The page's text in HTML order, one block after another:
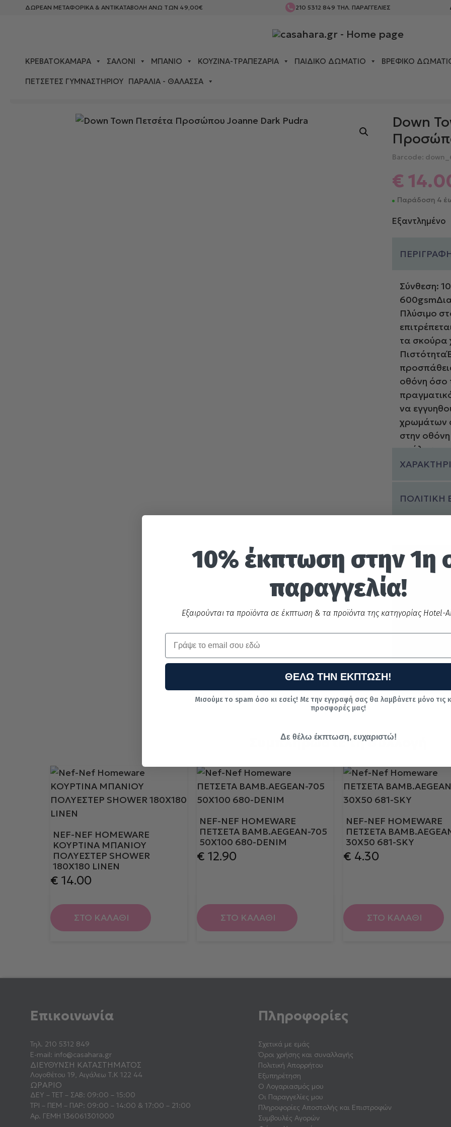
ΔΩΡΕΑΝ ΜΕΤΑΦΟΡΙΚΑ & ΑΝΤΙΚΑΤΑΒΟΛΗ ΑΝΩ ΤΩΝ 49,00€ 210 5312 849 ΤΗΛ. ΠΑΡΑΓΓΕΛΙΕΣ
ΚΡΕΒΑΤΟΚΆΜΑΡΑ ΣΑΛΌΝΙ ΜΠΆΝΙΟ ΚΟΥΖΊΝΑ-ΤΡΑΠΕΖΑΡΊΑ ΠΑΙΔΙΚΌ ΔΩΜΆΤΙΟ ΒΡΕΦΙΚΌ
ΠΕΤΣΈΤΕΣ ΓΥΜΝΑΣΤΗΡΊΟΥ ΠΑΡΑΛΊΑ - ΘΆΛΑΣΣΑ
Down
Barcode:
€
Παράδοση 4
Εξαντλημένο
Σύνθεση:
Πλύσιμο
τα σκούρα
οθόνη όσο
να
χρωμάτων
στην
ανάλογα
της οθόνης
προϊόντων.
ΠΟΛΙΤΙΚΗ
ς
κάρτα
Συμπληρώστε τη συλλογή
NEF-NEF HOMEWARE
ΚΟΥΡΤΙΝΑ ΜΠΑΝΙΟΥ
ΠΟΛΥΕΣΤΕΡ SHOWER
180X180 LINEN
€ 14.00
ΣΤΟ ΚΑΛΑΘΙ
NEF-NEF HOMEWARE
ΠΕΤΣΕΤΑ ΒΑΜΒ.AEGEAN-705
50X100 680-DENIM
€ 12.90
ΣΤΟ ΚΑΛΑΘΙ
NEF-NEF HOMEWARE
ΠΕΤΣΕΤΑ
30X50 681-SKY
€ 4.30
ΣΤΟ ΚΑΛΑΘΙ
Επικοινωνία
Τηλ. 210 5312 849
E-mail: info@casahara.gr
ΔΙΕΥΘΥΝΣΗ ΚΑΤΑΣΤΗΜΑΤΟΣ
Λογοθέτου 19, Αιγάλεω Τ.Κ 122 44
ΩΡΑΡΙΟ
ΔΕΥ – ΤΕΤ – ΣΑΒ: 09:00 – 15:00
ΤΡΙ – ΠΕΜ – ΠΑΡ: 09:00 – 14:00 & 17:00 – 21:00
Αρ. ΓΕΜΗ 136061301000
Πληροφορίες
Σχετικά με εμάς
Όροι χρήσης και συναλλαγής
Πολιτική Απορρήτου
Εξυπηρέτηση
Ο Λογαριασμός μου
Οι Παραγγελίες μου
Πληροφορίες Αποστολής και Επιστροφών
Συμβουλές Αγορών
10% έκπτωση στην 1η
παραγγελία!
Εξαιρούνται τα προϊόντα σε έκπτωση & τα προϊόντα της κατηγορίας Hotel-
Email
ΘΕΛΩ ΤΗΝ ΕΚΠΤΩΣΗ!
Μισούμε το spam όσο κι εσείς! Με την εγγραφή σας θα λαμβάνετε μόνο τις
προσφορές μας!
Δε θέλω έκπτωση, ευχαριστώ!